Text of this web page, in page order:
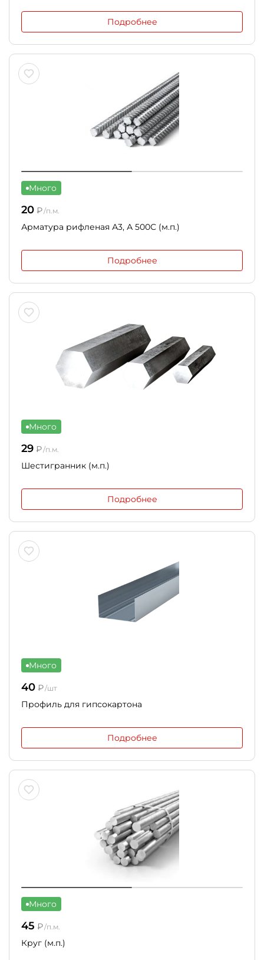
Подробнее
Много
20 ₽/п.м.
Арматура рифленая А3, А 500С (м.п.)
Подробнее
Много
29 ₽/п.м.
Шестигранник (м.п.)
Подробнее
Много
40 ₽/шт
Профиль для гипсокартона
Подробнее
Много
45 ₽/п.м.
Круг (м.п.)